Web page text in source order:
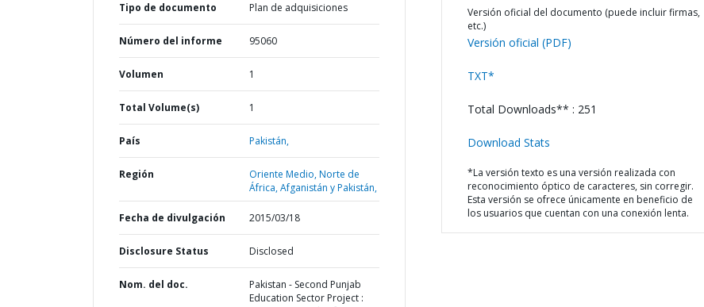
Tipo de documento Plan de adquisiciones
Número del informe 95060
Volumen 1
Total Volume(s) 1
País Pakistán,
Región
Oriente Medio, Norte de
África, Afganistán y Pakistán,
Fecha de divulgación 2015/03/18
Disclosure Status Disclosed
Nom. del doc.
Pakistan - Second Punjab
Education Sector Project :
Versión oficial del documento (puede incluir firmas,
etc.)
Versión oficial (PDF)
TXT*
Total Downloads** : 251
Download Stats
*La versión texto es una versión realizada con
reconocimiento óptico de caracteres, sin corregir.
Esta versión se ofrece únicamente en beneficio de
los usuarios que cuentan con una conexión lenta.